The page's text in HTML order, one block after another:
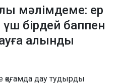
мәлімдеме: ер
бірдей баппен
алынды
дау тудырды